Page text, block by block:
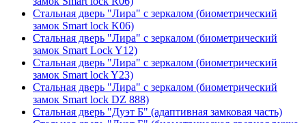
Стальная дверь "Лира" с зеркалом (биометрический
замок Smart lock K06)
Стальная дверь "Лира" с зеркалом (биометрический
замок Smart Lock Y12)
Стальная дверь "Лира" с зеркалом (биометрический
замок Smart lock Y23)
Стальная дверь "Лира" с зеркалом (биометрический
замок Smart lock DZ 888)
Стальная дверь "Дуэт Б" (адаптивная замковая часть)